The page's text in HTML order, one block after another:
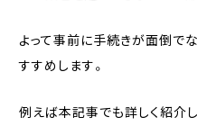
よって事前に手続きが面倒で
すすめします。
例えば本記事でも詳しく紹介